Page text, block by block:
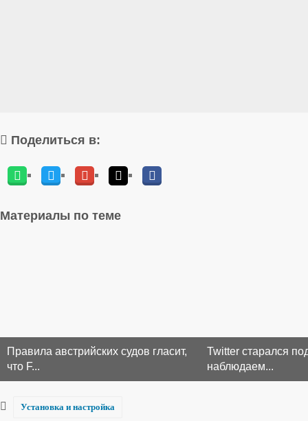
Поделиться в:
Материалы по теме
Правила австрийских судов гласит,
что F...
Twitter старался
наблюдаем...
Установка и настройка